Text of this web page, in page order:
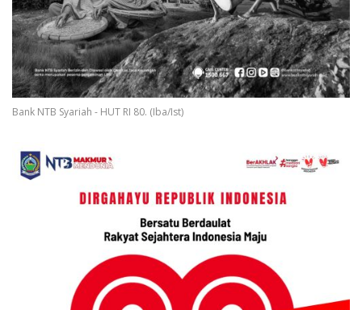
Bank NTB Syariah - HUT RI 80. (Iba/Ist)